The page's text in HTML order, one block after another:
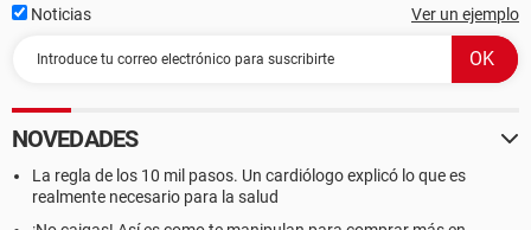
Noticias Ver un ejemplo
NOVEDADES
La regla de los 10 mil pasos. Un cardiólogo explicó lo que es
realmente necesario para la salud